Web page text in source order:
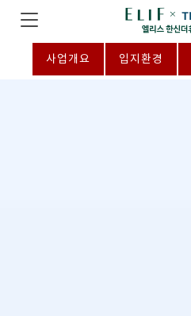
사업개요 입지환경